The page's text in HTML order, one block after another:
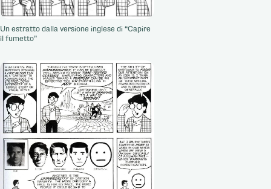
Un estratto dalla versione inglese di “Capire
il fumetto”